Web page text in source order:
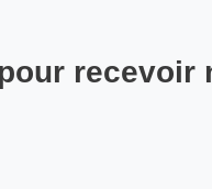
recevoir